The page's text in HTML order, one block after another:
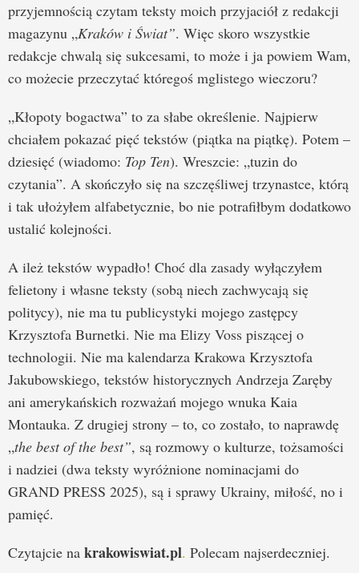
PODCAST
przyjemnością czytam teksty moich przyjaciół z redakcji
magazynu „Kraków i Świat”. Więc skoro wszystkie
redakcje chwalą się sukcesami, to może i ja powiem Wam,
co możecie przeczytać któregoś mglistego wieczoru?
„Kłopoty bogactwa” to za słabe określenie. Najpierw
chciałem pokazać pięć tekstów (piątka na piątkę). Potem –
dziesięć (wiadomo: Top Ten). Wreszcie: „tuzin do
czytania”. A skończyło się na szczęśliwej trzynastce, którą
i tak ułożyłem alfabetycznie, bo nie potrafiłbym dodatkowo
ustalić kolejności.
A ileż tekstów wypadło! Choć dla zasady wyłączyłem
felietony i własne teksty (sobą niech zachwycają się
politycy), nie ma tu publicystyki mojego zastępcy
Krzysztofa Burnetki. Nie ma Elizy Voss piszącej o
technologii. Nie ma kalendarza Krakowa Krzysztofa
Jakubowskiego, tekstów historycznych Andrzeja Zaręby
ani amerykańskich rozważań mojego wnuka Kaia
Montauka. Z drugiej strony – to, co zostało, to naprawdę
„the best of the best”, są rozmowy o kulturze, tożsamości
i nadziei (dwa teksty wyróżnione nominacjami do
GRAND PRESS 2025), są i sprawy Ukrainy, miłość, no i
pamięć.
Czytajcie na krakowiswiat.pl. Polecam najserdeczniej.